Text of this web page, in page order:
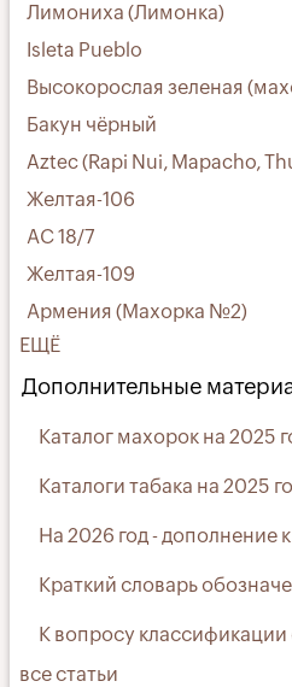
Лимониха (Лимонка)
Isleta Pueblo
Высокорослая зеленая
Бакун чёрный
Aztec (Rapi Nui, Mapacho,
Желтая-106
АС 18/7
Желтая-109
Армения (Махорка №2)
ЕЩЁ
Дополнительные
Каталог махорок на 2025
Каталоги табака на 2025
На 2026 год - дополнение
Краткий словарь
К вопросу классификации
все статьи